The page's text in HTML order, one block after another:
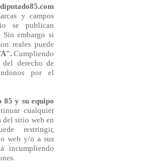
diputado85.com
y campos
se publican
Sin embargo si
reales puede
Cumpliendo
derecho de
por el
85 y su equipo
cualquier
del sitio web en
restringir,
web y/o a sus
incumpliendo